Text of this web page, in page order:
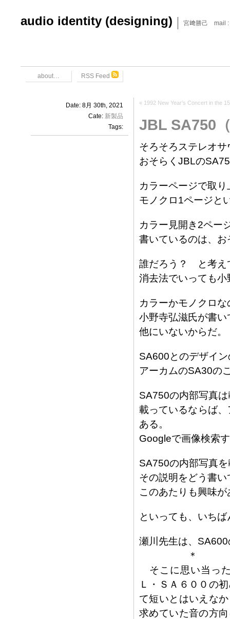
audio identity (designing) 宮﨑勝己 mail :
about… RSS Feed
Date: 8月 30th, 2021
Cate: 新製品
Tags:
« 1992 New Year’s Concert in the
JBL SA750
そろそろステレオ
おそらくJBLの
カラーページで取
モノクロ1ページと
カラー見開き2ペー
書いているのは、
誰だろう？ と考え
消去法でいっても
カラーかモノクロ
小野寺弘滋氏が書
他にいないからだ。
SA600とのデザイ
アーカムのSA30の
SA750の内部写真
載っているならば
ある。
Googleで画像検索
SA750の内部写真
その説明をどう書
このあたりも興味が
といっても、いち
瀬川先生は、
＊
そこに思い当っ
Ｌ・ＳＡ６００の
て短いとはいえな
求めていた音の方